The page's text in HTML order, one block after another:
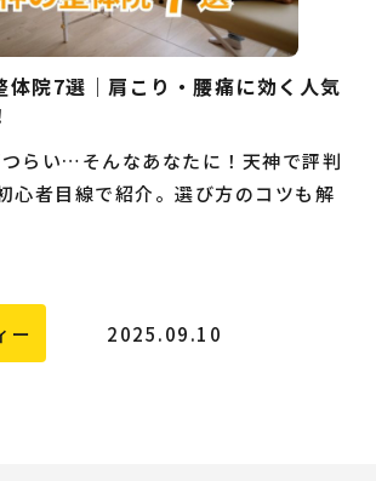
体院7選｜肩こり・腰痛に効く人気
らい…そんなあなたに！天神で評判
心者目線で紹介。選び方のコツも解
ー 2025.09.10